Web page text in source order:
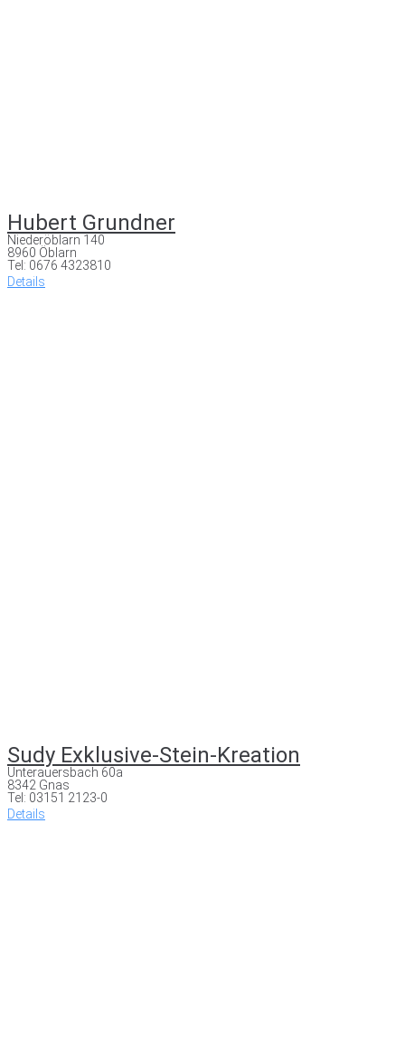
Hubert Grundner
Niederöblarn 140
8960 Öblarn
Tel: 0676 4323810
Details
Sudy Exklusive-Stein-Kreation
Unterauersbach 60a
8342 Gnas
Tel: 03151 2123-0
Details